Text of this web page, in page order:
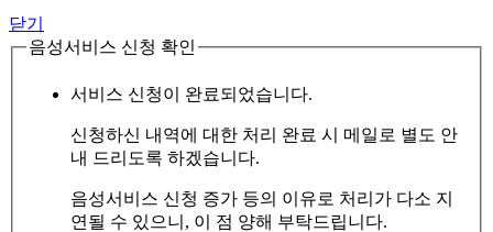
닫기
음성서비스 신청 확인
서비스 신청이 완료되었습니다.
신청하신 내역에 대한 처리 완료 시 메일로 별도 안
내 드리도록 하겠습니다.
음성서비스 신청 증가 등의 이유로 처리가 다소 지
연될 수 있으니, 이 점 양해 부탁드립니다.